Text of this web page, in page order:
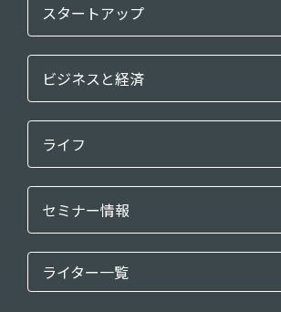
スタートアップ
ビジネスと経済
ライフ
セミナー情報
ライター一覧